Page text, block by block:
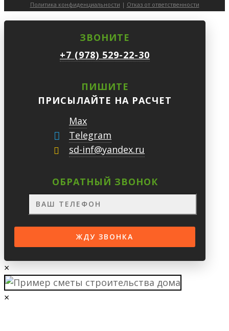
Политика конфиденциальности | Отказ от ответственности
ЗВОНИТЕ
+7 (978) 529-22-30
ПИШИТЕ
ПРИСЫЛАЙТЕ НА РАСЧЕТ
Max
Telegram
sd-inf@yandex.ru
ОБРАТНЫЙ ЗВОНОК
×
×